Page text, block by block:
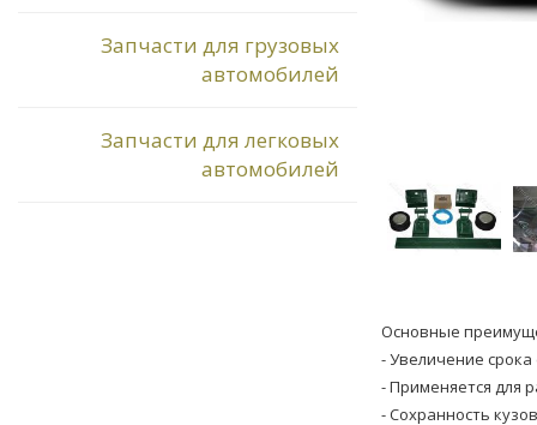
Запчасти для грузовых
автомобилей
Запчасти для легковых
автомобилей
Основные
- Увеличение
- Применяется для
- Сохранность